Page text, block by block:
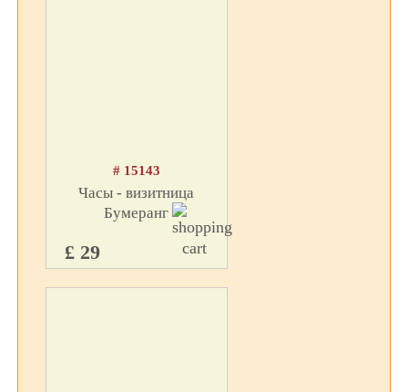
# 15143
Часы - визитница
Бумеранг
£ 29